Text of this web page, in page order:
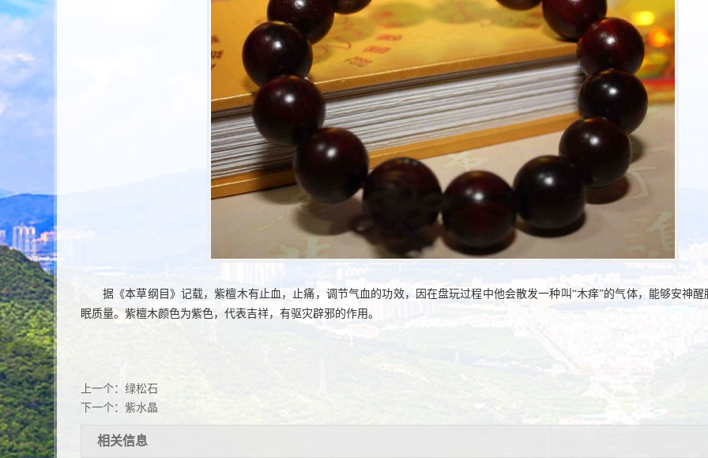
据《本草纲目》记载，紫檀木有止血，止痛，调节气血的功效，因在盘玩过程中他会散发一种叫“木痒”的气体，能够安神
眠质量。紫檀木颜色为紫色，代表吉祥，有驱灾辟邪的作用。
上一个： 绿松石
下一个： 紫水晶
相关信息